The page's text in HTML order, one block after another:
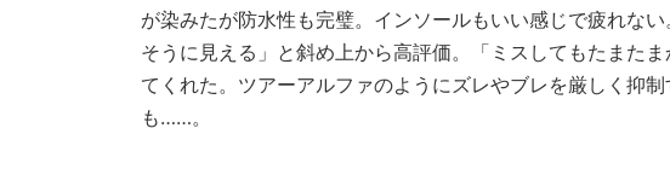
が染みたが防水性も完璧。インソールもいい感じで疲れな
そうに見える」と斜め上から高評価。「ミスしてもたまた
てくれた。ツアーアルファのようにズレやブレを厳しく抑
も……。